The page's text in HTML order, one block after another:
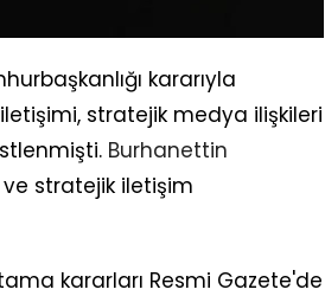
kararıyla
stratejik medya ilişkileri
Burhanettin
stratejik iletişim
kararları Resmi Gazete'de